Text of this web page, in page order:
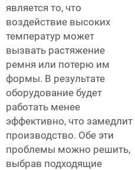
является то, что
воздействие высоких
температур может
вызвать растяжение
ремня или потерю им
формы. В результате
оборудование будет
работать менее
эффективно, что замедлит
производство. Обе эти
проблемы можно решить,
выбрав подходящие